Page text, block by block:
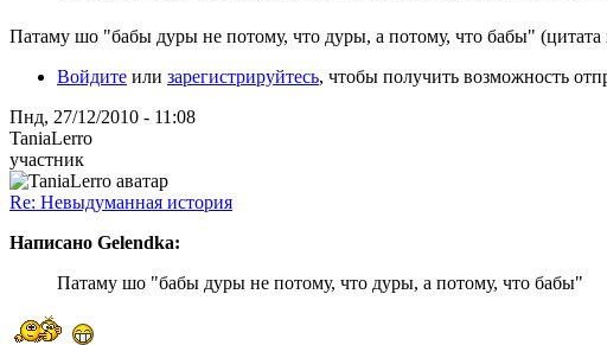
Патаму шо "бабы дуры не потому, что дуры, а потому, что бабы" (цитата
Войдите или зарегистрируйтесь, чтобы получить возможность
Пнд, 27/12/2010 - 11:08
TaniaLerro
участник
Re: Невыдуманная история
Написано Gelendka:
Патаму шо "бабы дуры не потому, что дуры, а потому, что бабы"